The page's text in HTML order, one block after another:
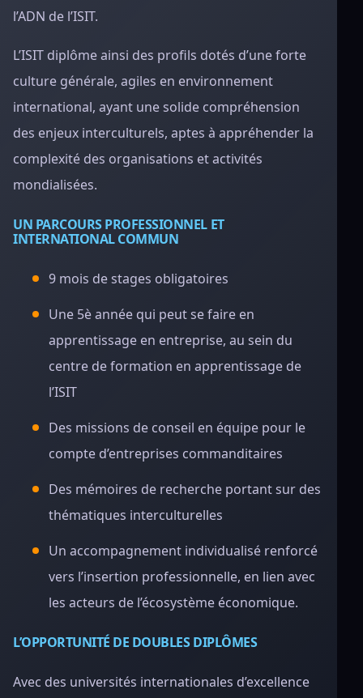
l’ADN de l’ISIT.
L’ISIT diplôme ainsi des profils dotés d’une forte
culture générale, agiles en environnement
international, ayant une solide compréhension
des enjeux interculturels, aptes à appréhender la
complexité des organisations et activités
mondialisées.
UN PARCOURS PROFESSIONNEL ET
INTERNATIONAL COMMUN
9 mois de stages obligatoires
Une 5è année qui peut se faire en
apprentissage en entreprise, au sein du
centre de formation en apprentissage de
l’ISIT
Des missions de conseil en équipe pour le
compte d’entreprises commanditaires
Des mémoires de recherche portant sur des
thématiques interculturelles
Un accompagnement individualisé renforcé
vers l’insertion professionnelle, en lien avec
les acteurs de l’écosystème économique.
L’OPPORTUNITÉ DE DOUBLES DIPLÔMES
Avec des universités internationales d’excellence